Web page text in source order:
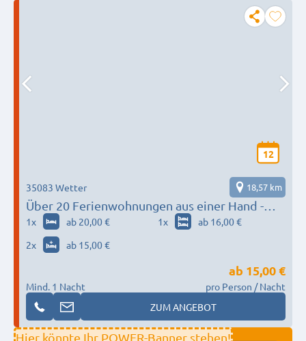
12
Über 20 Ferienwohnungen aus einer Hand -
Ferienhaus Burgwald
35083 Wetter 18,57 km
1x ab 20,00 € 1x
ab 16,00 €
2x ab 15,00 €
Mind. 1 Nacht
ab 15,00 €
pro Person / Nacht
ZUM ANGEBOT
Hier könnte Ihr POWER-Banner stehen!